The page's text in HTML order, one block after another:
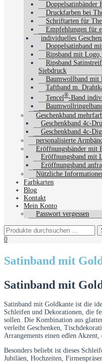
Doppelsatinbänder
Druckfarben bei
Schriftarten für
Empfehlungen für
individuelles
Doppelsatinband
Ripsband mit
Ripsband
Siebdruck
Baumwollband mit
Taftband m.
Tencel®-Band
Geschenkband
Geschenkband 4c-
Geschenkband 4c-
personalisierte
Eröffnungsbänder mit
Eröffnungsband mit
Eröffnungsband
Nützliche
Farbkarten
Blog
Kontakt
Mein Konto
Passwort vergessen
0
Satinband mit
Satinband mit
Satinband mit Goldkante ist die
Schleifen und Dekorationen, die
sollen. Die Kombination aus
verleiht Geschenken,
Arrangements einen edlen Akzent,
Besonders beliebt ist dieses
Jubiläen, Hochzeiten,